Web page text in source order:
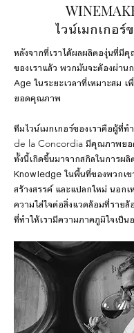
ไวน์เมกเกอร์
หลังจากที่เราได้ผลผลิตองุ่นที่มี
ของเราแล้ว พวกมันจะต้องผ่าน
Age ในระยะเวลาที่เหมาะสม เ
ยอดคุณภาพ
ทีมไวน์เมกเกอร์ของเราคือผู้ที่ท
de la Concordia มีคุณภาพยอ
ทั้งนี้เกิดขึ้นมาจากสกิลในการผ
Knowledge ในพื้นที่ของพวกเ
สร้างสรรค์ และแปลกใหม่ นอก
ความใส่ใจต่อสิ่งแวดล้อมที่รายล้
ที่ทำให้เรามีความภาคภูมิใจเป็น